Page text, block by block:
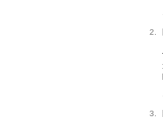
2.
3.